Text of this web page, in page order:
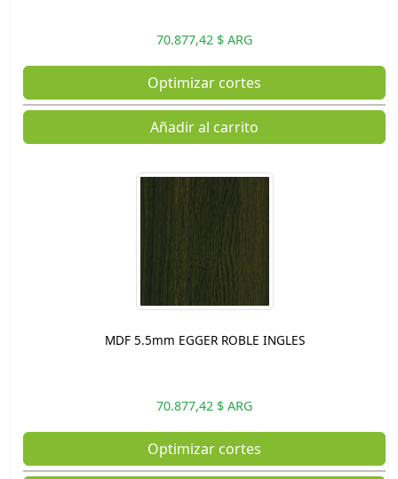
70.877,42 $ ARG
Optimizar cortes
Añadir al carrito
MDF 5.5mm EGGER ROBLE INGLES
70.877,42 $ ARG
Optimizar cortes